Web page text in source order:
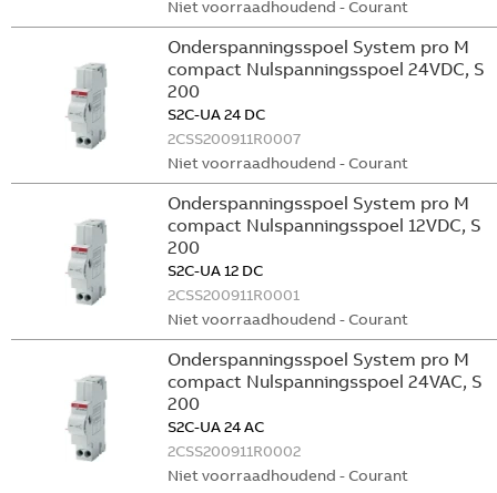
Niet voorraadhoudend - Courant
Onderspanningsspoel System pro M
compact Nulspanningsspoel 24VDC, S
200
S2C-UA 24 DC
2CSS200911R0007
Niet voorraadhoudend - Courant
Onderspanningsspoel System pro M
compact Nulspanningsspoel 12VDC, S
200
S2C-UA 12 DC
2CSS200911R0001
Niet voorraadhoudend - Courant
Onderspanningsspoel System pro M
compact Nulspanningsspoel 24VAC, S
200
S2C-UA 24 AC
2CSS200911R0002
Niet voorraadhoudend - Courant